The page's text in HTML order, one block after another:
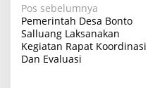
Navigasi
pos
Pos sebelumnya
Pemerintah Desa Bonto
Salluang Laksanakan
Kegiatan Rapat Koordinasi
Dan Evaluasi